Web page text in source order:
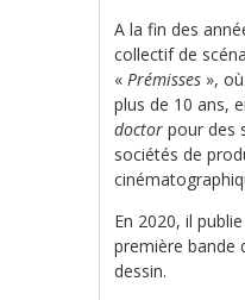
A la fin des
collectif de
«Prémisses »,
plus de 10 ans,
doctor pour des
sociétés de
En 2020, il
première bande
dessin.